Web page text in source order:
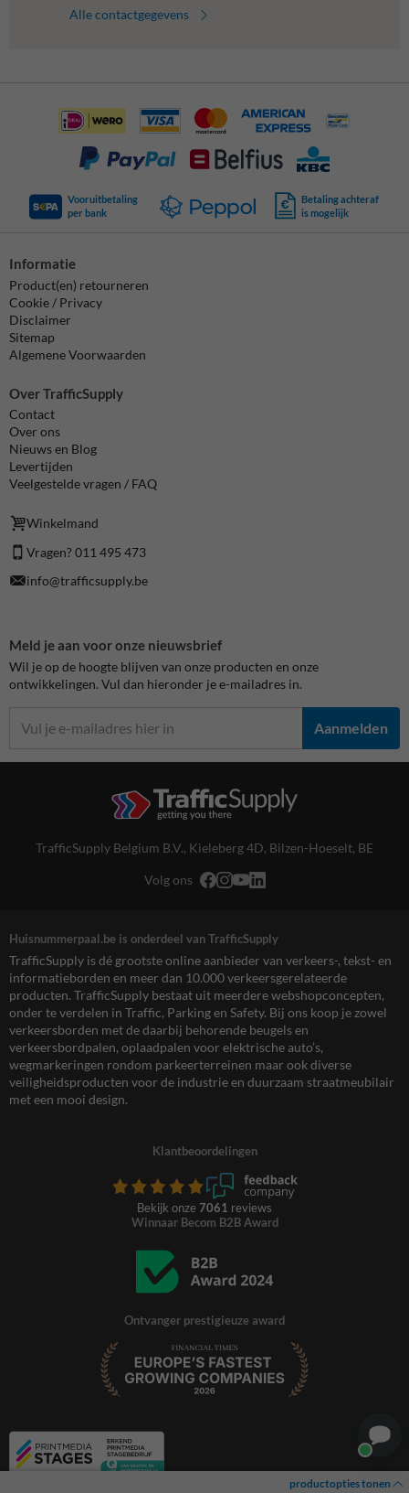
productopties tonen
Alle contactgegevens
Vooruitbetaling
per bank
Betaling achteraf
is mogelijk
Informatie
Product(en) retourneren
Cookie / Privacy
Disclaimer
Sitemap
Algemene Voorwaarden
Over TrafficSupply
Contact
Over ons
Nieuws en Blog
Levertijden
Veelgestelde vragen / FAQ
Winkelmand
Vragen? 011 495 473
info@trafficsupply.be
Meld je aan voor onze nieuwsbrief
Wil je op de hoogte blijven van onze producten en onze
ontwikkelingen. Vul dan hieronder je e-mailadres in.
Aanmelden
TrafficSupply Belgium B.V., Kieleberg 4D, Bilzen-Hoeselt, BE
Volg ons
Huisnummerpaal.be is onderdeel van TrafficSupply
TrafficSupply is dé grootste online aanbieder van verkeers-, tekst- en
informatieborden en meer dan 10.000 verkeersgerelateerde
producten. TrafficSupply bestaat uit meerdere webshopconcepten,
onder te verdelen in Traffic, Parking en Safety. Bij ons koop je zowel
verkeersborden met de daarbij behorende beugels en
verkeersbordpalen, oplaadpalen voor elektrische auto’s,
wegmarkeringen rondom parkeerterreinen maar ook diverse
veiligheidsproducten voor de industrie en duurzaam straatmeubilair
met een mooi design.
Klantbeoordelingen
Bekijk onze 7061 reviews
Winnaar Becom B2B Award
Ontvanger prestigieuze award